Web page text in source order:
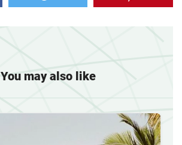
You may also like